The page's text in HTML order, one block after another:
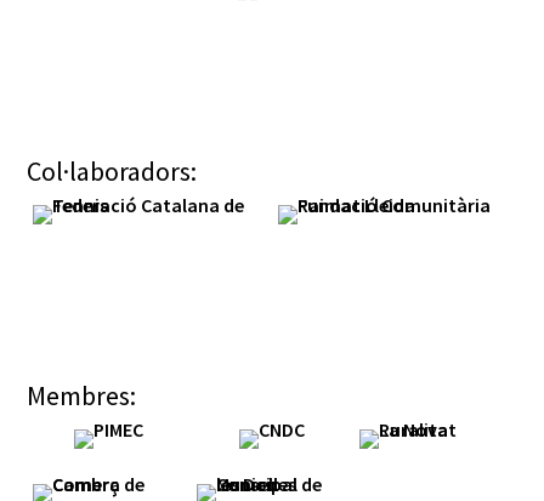
Membres:
Col·laboradors: